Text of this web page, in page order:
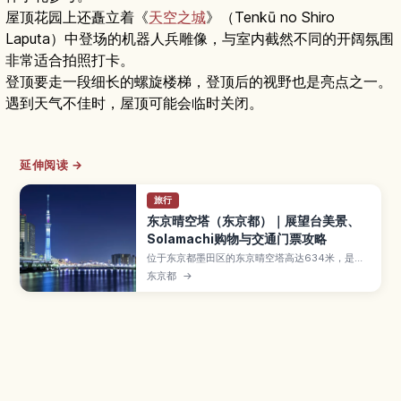
屋顶花园上还矗立着《天空之城》（Tenkū no Shiro
Laputa）中登场的机器人兵雕像，与室内截然不同的开阔氛围
非常适合拍照打卡。
登顶要走一段细长的螺旋楼梯，登顶后的视野也是亮点之一。
遇到天气不佳时，屋顶可能会临时关闭。
延伸阅读 →
旅行
东京晴空塔（东京都）｜展望台美景、
Solamachi购物与交通门票攻略
位于东京都墨田区的东京晴空塔高达634米，是东
京地标性建筑兼电波塔，也是许多游客必访景点。
本文将介绍两层展望台的全景视野、东京晴空街道
东京都 →